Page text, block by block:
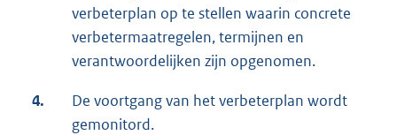
verbeterplan op te stellen waarin concrete
verbetermaatregelen, termijnen en
verantwoordelijken zijn opgenomen.
4.
De voortgang van het verbeterplan wordt
gemonitord.